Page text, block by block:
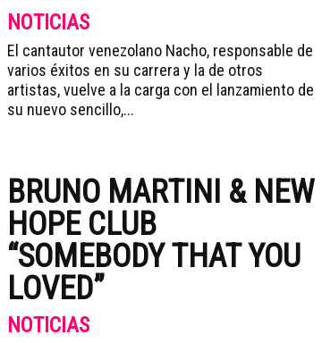
NOTICIAS
El cantautor venezolano Nacho, responsable de
varios éxitos en su carrera y la de otros
artistas, vuelve a la carga con el lanzamiento de
su nuevo sencillo,...
BRUNO MARTINI & NEW
HOPE CLUB
“SOMEBODY THAT YOU
LOVED”
NOTICIAS